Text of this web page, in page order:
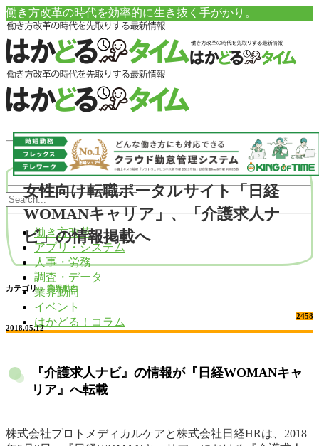
働き方改革の時代を効率的に生き抜く手がかり。
働き方改革
アプリ・システム
人事・労務
調査・データ
業界動向
イベント
はかどる！コラム
女性向け転職ポータルサイト「日経
WOMANキャリア」、「介護求人ナ
ビ」の情報掲載へ
カテゴリ： 業界動向
2458
2018.05.12
『介護求人ナビ』の情報が『日経WOMANキャ
リア』へ転載
株式会社プロトメディカルケアと株式会社日経HRは、2018